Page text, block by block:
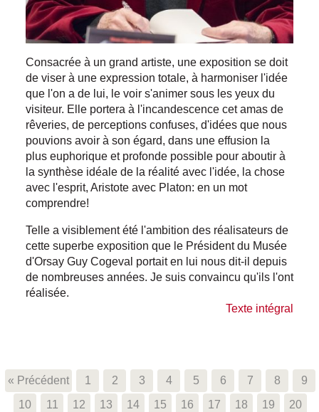
Consacrée à un grand artiste, une exposition se doit
de viser à une expression totale, à harmoniser l'idée
que l'on a de lui, le voir s'animer sous les yeux du
visiteur. Elle portera à l'incandescence cet amas de
rêveries, de perceptions confuses, d'idées que nous
pouvions avoir à son égard, dans une effusion la
plus euphorique et profonde possible pour aboutir à
la synthèse idéale de la réalité avec l'idée, la chose
avec l'esprit, Aristote avec Platon: en un mot
comprendre!
Telle a visiblement été l'ambition des réalisateurs de
cette superbe exposition que le Président du Musée
d'Orsay Guy Cogeval portait en lui nous dit-il depuis
de nombreuses années. Je suis convaincu qu'ils l'ont
réalisée.
Texte intégral
« Précédent 1 2 3 4 5 6 7 8
9
10
11 12 13 14 15 16 17 18 19 20